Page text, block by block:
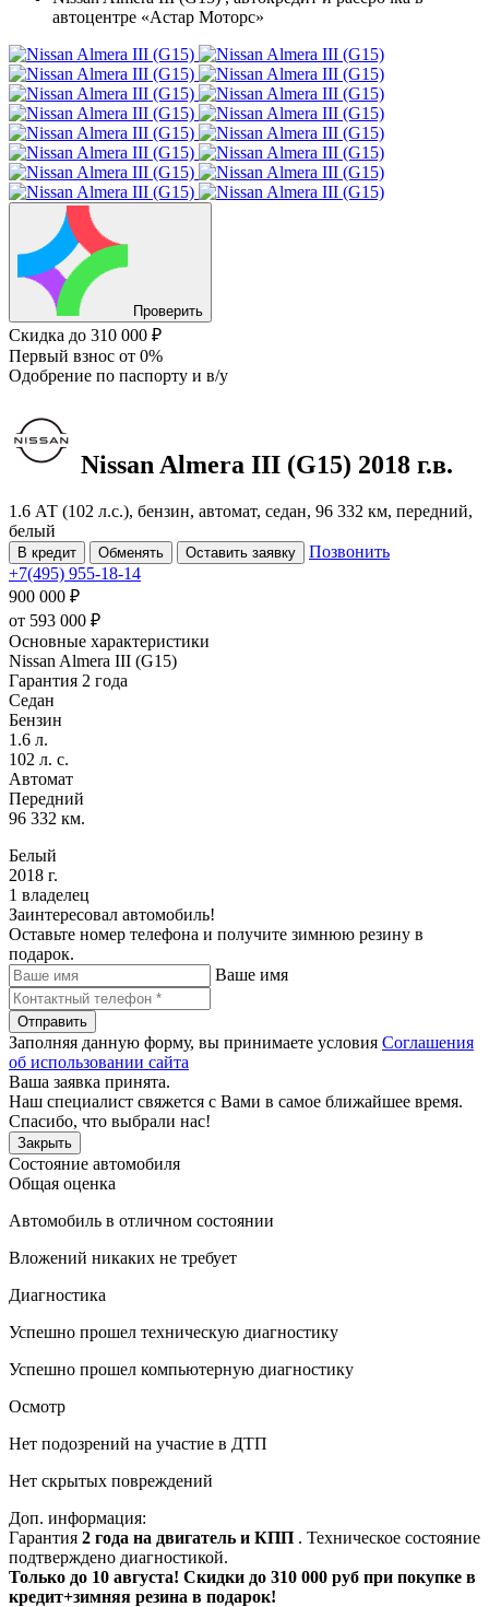
автоцентре «Астар Моторс»
Проверить
Скидка до 310 000 ₽
Первый взнос от 0%
Одобрение по паспорту и в/у
Nissan Almera III (G15) 2018 г.в.
1.6 АТ (102 л.с.), бензин, автомат, седан, 96 332 км, передний,
белый
В кредит Обменять Оставить заявку
Позвонить
+7(495) 955-18-14
900 000 ₽
от 593 000 ₽
Основные характеристики
Nissan Almera III (G15)
Гарантия 2 года
Седан
Бензин
1.6 л.
102 л. с.
Автомат
Передний
96 332 км.
Белый
2018 г.
1 владелец
Заинтересовал автомобиль!
Оставьте номер телефона и получите зимнюю резину в
подарок.
Ваше имя
Отправить
Заполняя данную форму, вы принимаете условия Соглашения
об использовании сайта
Ваша заявка принята.
Наш специалист свяжется с Вами в самое ближайшее время.
Спасибо, что выбрали нас!
Закрыть
Состояние автомобиля
Общая оценка
Автомобиль в отличном состоянии
Вложений никаких не требует
Диагностика
Успешно прошел техническую диагностику
Успешно прошел компьютерную диагностику
Осмотр
Нет подозрений на участие в ДТП
Нет скрытых повреждений
Доп. информация:
Гарантия 2 года на двигатель и КПП . Техническое состояние
подтверждено диагностикой.
Только до 10 августа! Скидки до 310 000 руб при покупке в
кредит+зимняя резина в подарок!